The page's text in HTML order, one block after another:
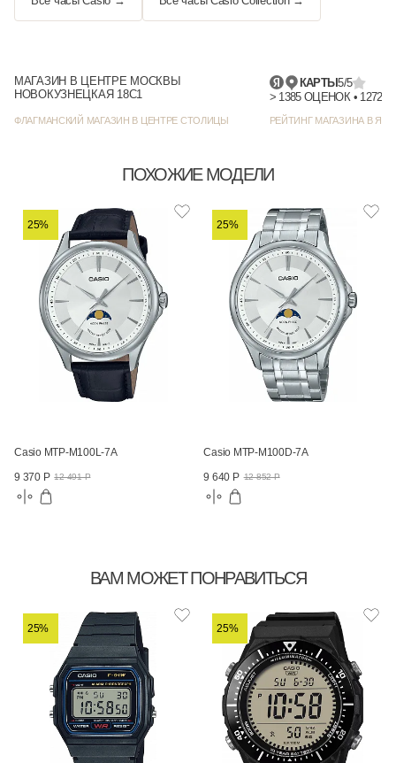
МАГАЗИН В ЦЕНТРЕ МОСКВЫ
НОВОКУЗНЕЦКАЯ 18С1
ФЛАГМАНСКИЙ МАГАЗИН В ЦЕНТРЕ СТОЛИЦЫ
КАРТЫ5/5
РЕЙТИНГ МАГАЗИНА В
ПОХОЖИЕ МОДЕЛИ
25%
Casio MTP-M100L-7A
9 370 Р 12 491 Р
25%
Casio MTP-M100D-7A
9 640 Р 12 852 Р
ВАМ МОЖЕТ ПОНРАВИТЬСЯ
25% 25%